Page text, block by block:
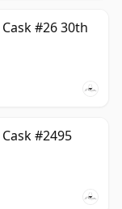
#26 30th
#2495